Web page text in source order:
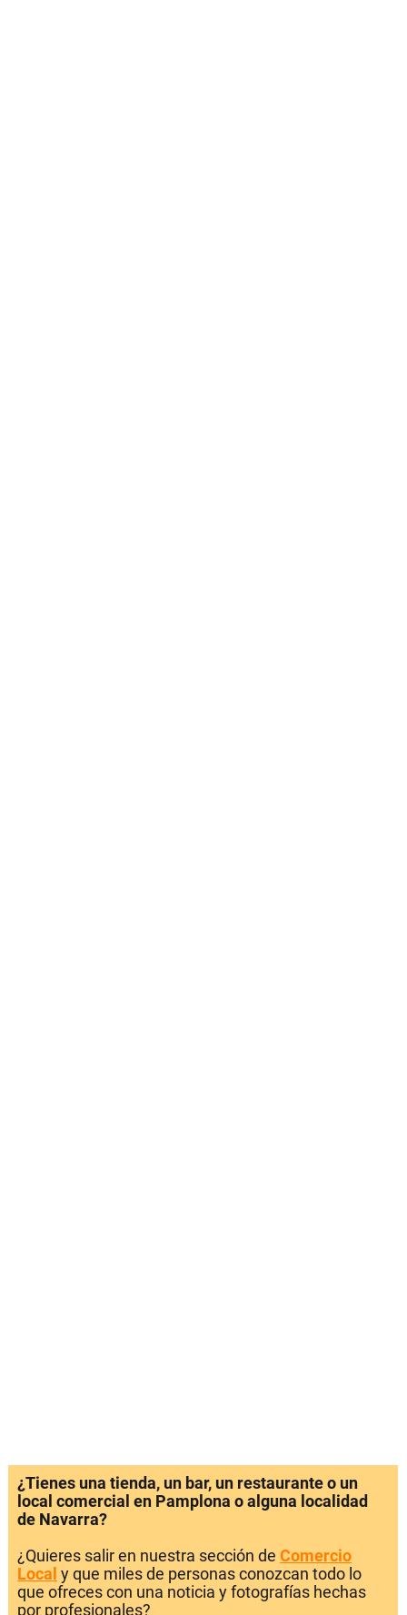
¿Tienes una tienda, un bar, un restaurante o un
local comercial en Pamplona o alguna localidad
de Navarra?
¿Quieres salir en nuestra sección de Comercio
Local y que miles de personas conozcan todo lo
que ofreces con una noticia y fotografías hechas
por profesionales?